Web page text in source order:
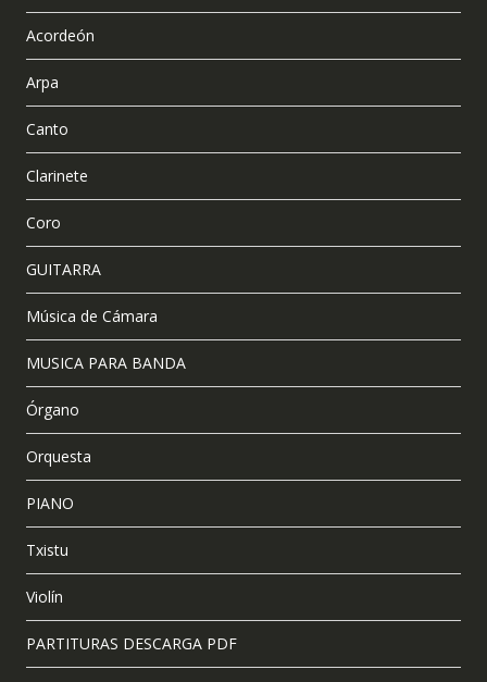
Acordeón
Arpa
Canto
Clarinete
Coro
GUITARRA
Música de Cámara
MUSICA PARA BANDA
Órgano
Orquesta
PIANO
Txistu
Violín
PARTITURAS DESCARGA PDF